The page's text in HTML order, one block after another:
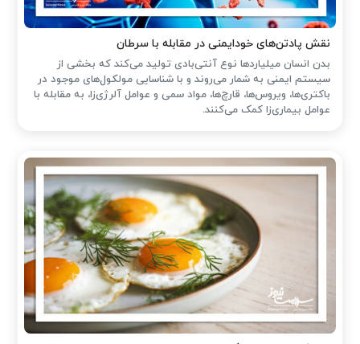
نقش پادتن‌های خودایمنی در مقابله با سرطان
بدن انسان میلیاردها نوع آنتی‌بادی تولید می‌کند که بخشی از
سیستم ایمنی به شمار می‌روند و با شناسایی مولکول‌های موجود در
باکتری‌ها، ویروس‌ها، قارچ‌ها، مواد سمی و عوامل آلرژی‌زا، به مقابله با
عوامل بیماری‌زا کمک می‌کنند.